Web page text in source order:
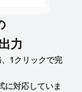
力
1クリックで完
に対応していま